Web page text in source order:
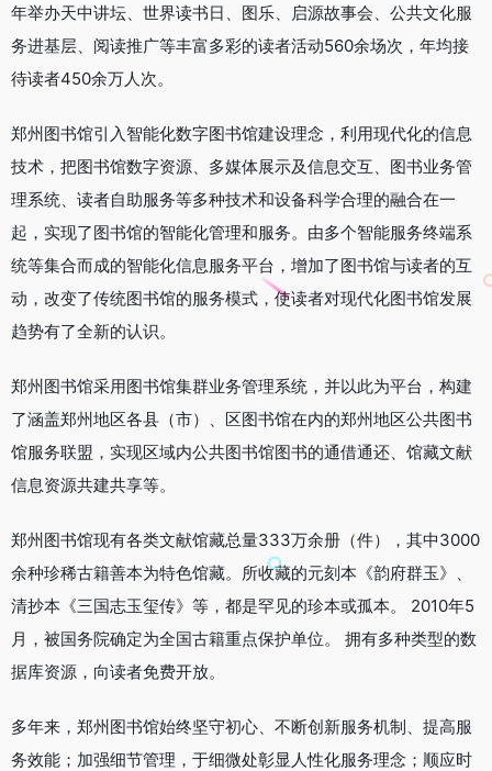
年举办天中讲坛、世界读书日、图乐、启源故事会、公共文化服
务进基层、阅读推广等丰富多彩的读者活动560余场次，年均接
待读者450余万人次。
郑州图书馆引入智能化数字图书馆建设理念，利用现代化的信息
技术，把图书馆数字资源、多媒体展示及信息交互、图书业务管
理系统、读者自助服务等多种技术和设备科学合理的融合在一
起，实现了图书馆的智能化管理和服务。由多个智能服务终端系
统等集合而成的智能化信息服务平台，增加了图书馆与读者的互
动，改变了传统图书馆的服务模式，使读者对现代化图书馆发展
趋势有了全新的认识。
郑州图书馆采用图书馆集群业务管理系统，并以此为平台，构建
了涵盖郑州地区各县（市）、区图书馆在内的郑州地区公共图书
馆服务联盟，实现区域内公共图书馆图书的通借通还、馆藏文献
信息资源共建共享等。
郑州图书馆现有各类文献馆藏总量333万余册（件），其中3000
余种珍稀古籍善本为特色馆藏。所收藏的元刻本《韵府群玉》、
清抄本《三国志玉玺传》等，都是罕见的珍本或孤本。 2010年5
月，被国务院确定为全国古籍重点保护单位。 拥有多种类型的数
据库资源，向读者免费开放。
多年来，郑州图书馆始终坚守初心、不断创新服务机制、提高服
务效能；加强细节管理，于细微处彰显人性化服务理念；顺应时